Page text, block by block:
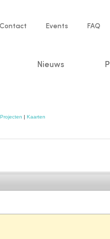
Contact Events FAQ
Nieuws
Projecten | Kaarten